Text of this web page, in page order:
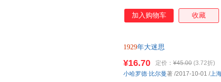
加入购物车 收藏
1929年大迷思
¥16.70 定价： ¥45.00 (3.72折)
小哈罗德·比尔曼著 /2017-10-01 /上